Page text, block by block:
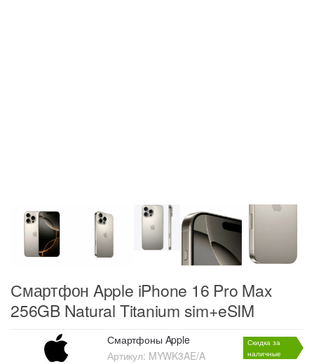
Смартфон Apple iPhone 16 Pro Max
256GB Natural Titanium sim+eSIM
Смартфоны Apple
Артикул: MYWK3AE/A
Скидка за
наличные